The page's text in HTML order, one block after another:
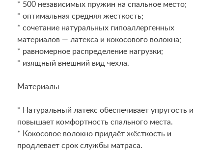
* 500 независимых пружин на спальное место;
* оптимальная средняя жёсткость;
* сочетание натуральных гипоаллергенных
материалов — латекса и кокосового волокна;
* равномерное распределение нагрузки;
* изящный внешний вид чехла.
Материалы
* Натуральный латекс обеспечивает упругость и
повышает комфортность спального места.
* Кокосовое волокно придаёт жёсткость и
продлевает срок службы матраса.